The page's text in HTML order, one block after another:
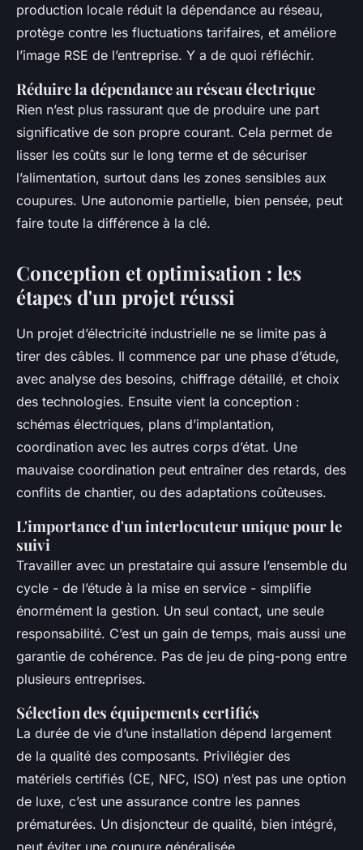
production locale réduit la dépendance au réseau,
protège contre les fluctuations tarifaires, et améliore
l’image RSE de l’entreprise. Y a de quoi réfléchir.
Réduire la dépendance au réseau électrique
Rien n’est plus rassurant que de produire une part
significative de son propre courant. Cela permet de
lisser les coûts sur le long terme et de sécuriser
l’alimentation, surtout dans les zones sensibles aux
coupures. Une autonomie partielle, bien pensée, peut
faire toute la différence à la clé.
Conception et optimisation : les
étapes d'un projet réussi
Un projet d’électricité industrielle ne se limite pas à
tirer des câbles. Il commence par une phase d’étude,
avec analyse des besoins, chiffrage détaillé, et choix
des technologies. Ensuite vient la conception :
schémas électriques, plans d’implantation,
coordination avec les autres corps d’état. Une
mauvaise coordination peut entraîner des retards, des
conflits de chantier, ou des adaptations coûteuses.
L'importance d'un interlocuteur unique pour le
suivi
Travailler avec un prestataire qui assure l’ensemble du
cycle - de l’étude à la mise en service - simplifie
énormément la gestion. Un seul contact, une seule
responsabilité. C’est un gain de temps, mais aussi une
garantie de cohérence. Pas de jeu de ping-pong entre
plusieurs entreprises.
Sélection des équipements certifiés
La durée de vie d’une installation dépend largement
de la qualité des composants. Privilégier des
matériels certifiés (CE, NFC, ISO) n’est pas une option
de luxe, c’est une assurance contre les pannes
prématurées. Un disjoncteur de qualité, bien intégré,
peut éviter une coupure généralisée.